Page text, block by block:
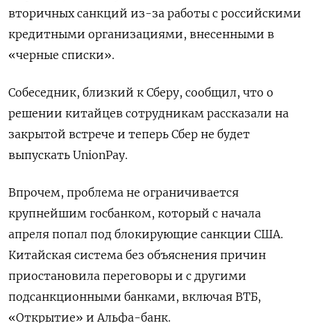
вторичных санкций из-за работы с российскими
кредитными организациями, внесенными в
«черные списки».
Собеседник, близкий к Сберу, сообщил, что о
решении китайцев сотрудникам рассказали на
закрытой встрече и теперь Сбер не будет
выпускать UnionPay.
Впрочем, проблема не ограничивается
крупнейшим госбанком, который с начала
апреля попал под блокирующие санкции США.
Китайская система без объяснения причин
приостановила переговоры и с другими
подсанкционными банками, включая ВТБ,
«Открытие» и Альфа-банк.